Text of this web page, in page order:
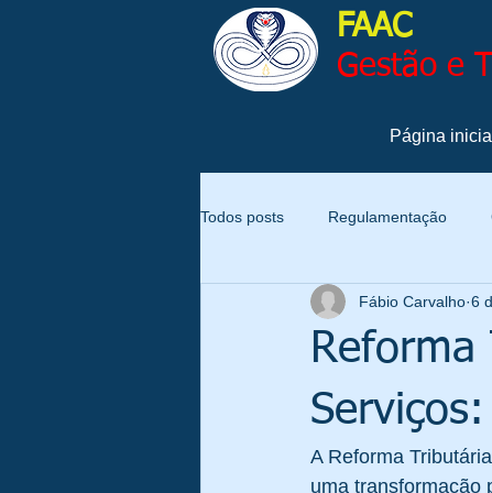
FAAC
Gestão e
Página inicial
Todos posts Regulamentação
Qualidade Produtividade
Gestão de Pessoas
Sustentabilidade
Reforma
Fábio Carvalho 6
A Reforma
uma transformação